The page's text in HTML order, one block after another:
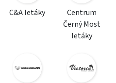
C&A letáky
Centrum
Černý Most
letáky